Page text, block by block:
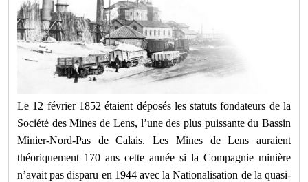
Le 12 février 1852 étaient déposés les statuts fondateurs de la
Société des Mines de Lens, l’une des plus puissante du Bassin
Minier-Nord-Pas de Calais. Les Mines de Lens auraient
théoriquement 170 ans cette année si la Compagnie minière
n’avait pas disparu en 1944 avec la Nationalisation de la quasi-